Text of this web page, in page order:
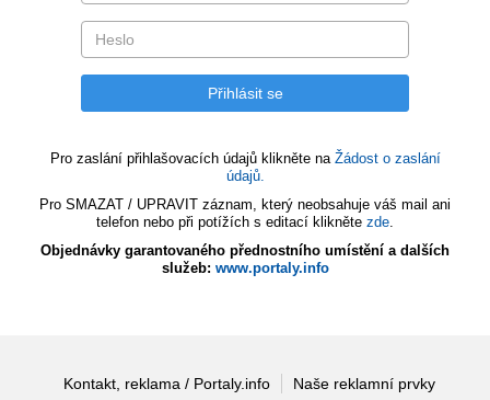
Pro zaslání přihlašovacích údajů klikněte na Žádost o zaslání
údajů.
Pro SMAZAT / UPRAVIT záznam, který neobsahuje váš mail ani
telefon nebo při potížích s editací klikněte zde.
Objednávky garantovaného přednostního umístění a dalších
služeb: www.portaly.info
Kontakt, reklama / Portaly.info
Naše reklamní prvky